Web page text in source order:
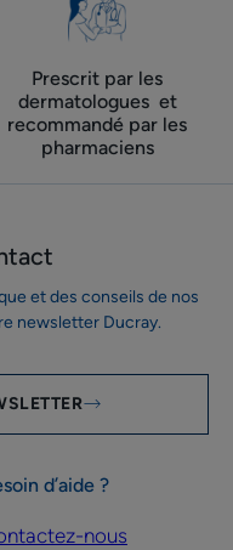
Prescrit par les
dermatologues ​ et
recommandé par les
pharmaciens
et des conseils de nos
newsletter Ducray.
d’aide ?
nous